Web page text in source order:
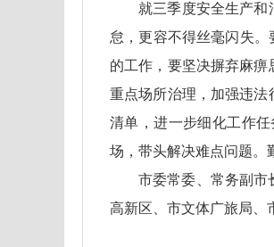
就三季度安全生产
怠，更容不得丝毫闪失
的工作，要坚决摒弃麻
重点场所治理，加强违
清单，进一步细化工作
场，带头解决难点问题。
市委常委、常务副市
高新区、市文体广旅局、